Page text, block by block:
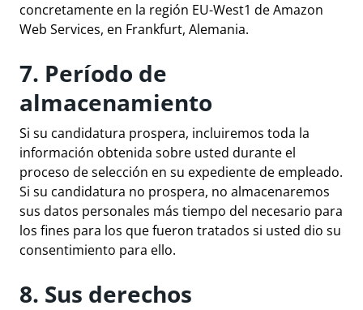
concretamente en la región EU-West1 de Amazon
Web Services, en Frankfurt, Alemania.
7. Período de
almacenamiento
Si su candidatura prospera, incluiremos toda la
información obtenida sobre usted durante el
proceso de selección en su expediente de empleado.
Si su candidatura no prospera, no almacenaremos
sus datos personales más tiempo del necesario para
los fines para los que fueron tratados si usted dio su
consentimiento para ello.
8. Sus derechos